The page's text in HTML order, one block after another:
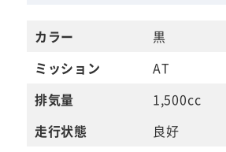
カラー
黒
ミッション
AT
排気量
1,500cc
走行状態
良好